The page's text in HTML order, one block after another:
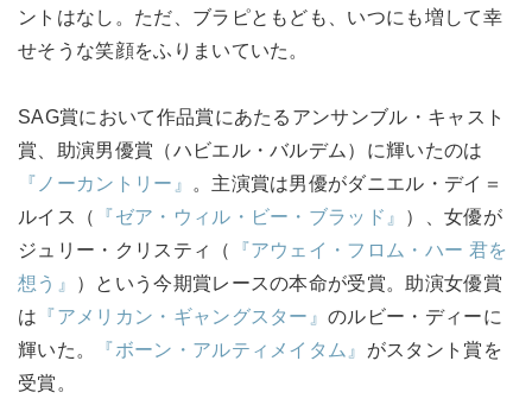
ントはなし。ただ、ブラピともども、いつにも増して幸
せそうな笑顔をふりまいていた。
SAG賞において作品賞にあたるアンサンブル・キャスト
賞、助演男優賞（ハビエル・バルデム）に輝いたのは
『ノーカントリー』
。主演賞は男優がダニエル・デイ＝
ルイス（
『ゼア・ウィル・ビー・ブラッド』 ）、女優が
ジュリー・クリスティ（
『アウェイ・フロム・ハー 君を
想う』
）という今期賞レースの本命が受賞。助演女優賞
は 『アメリカン・ギャングスター』のルビー・ディーに
輝いた。
『ボーン・アルティメイタム』 がスタント賞を
受賞。